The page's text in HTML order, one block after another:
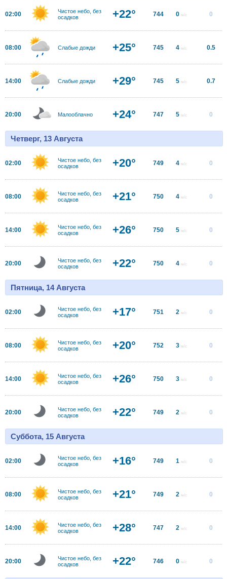
02:00
Чистое небо, без
осадков
+22° 744 0 м/с 0
08:00 Слабые дожди +25° 745 4 м/с 0.5
14:00 Слабые дожди +29° 745 5 м/с 0.7
20:00 Малооблачно +24° 747 5 м/с 0
Четверг, 13 Августа
02:00
Чистое небо, без
осадков
+20° 749 4 м/с 0
08:00
Чистое небо, без
осадков
+21° 750 4 м/с 0
14:00
Чистое небо, без
осадков
+26° 750 5 м/с 0
20:00
Чистое небо, без
осадков
+22° 750 4 м/с 0
Пятница, 14 Августа
02:00
Чистое небо, без
осадков
+17° 751 2 м/с 0
08:00
Чистое небо, без
осадков
+20° 752 3 м/с 0
14:00
Чистое небо, без
осадков
+26° 750 3 м/с 0
20:00
Чистое небо, без
осадков
+22° 749 2 м/с 0
Суббота, 15 Августа
02:00
Чистое небо, без
осадков
+16° 749 1 м/с 0
08:00
Чистое небо, без
осадков
+21° 749 2 м/с 0
14:00
Чистое небо, без
осадков
+28° 747 2 м/с 0
20:00
Чистое небо, без
осадков
+22° 746 0 м/с 0